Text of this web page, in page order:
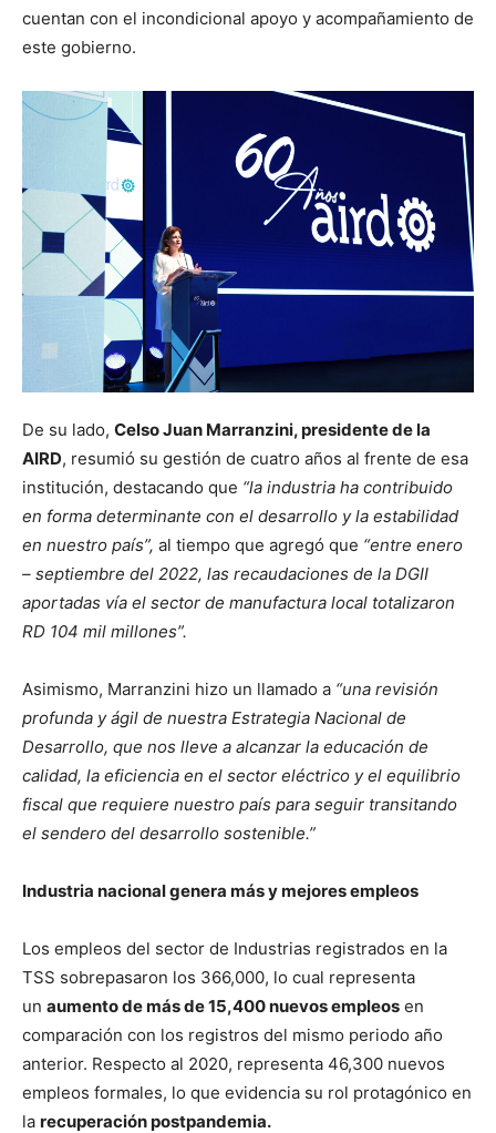
cuentan con el incondicional apoyo y acompañamiento de
este gobierno.
De su lado, Celso Juan Marranzini, presidente de la
AIRD, resumió su gestión de cuatro años al frente de esa
institución, destacando que “la industria ha contribuido
en forma determinante con el desarrollo y la estabilidad
en nuestro país”, al tiempo que agregó que “entre enero
– septiembre del 2022, las recaudaciones de la DGII
aportadas vía el sector de manufactura local totalizaron
RD 104 mil millones”.
Asimismo, Marranzini hizo un llamado a “una revisión
profunda y ágil de nuestra Estrategia Nacional de
Desarrollo, que nos lleve a alcanzar la educación de
calidad, la eficiencia en el sector eléctrico y el equilibrio
fiscal que requiere nuestro país para seguir transitando
el sendero del desarrollo sostenible.”
Industria nacional genera más y mejores empleos
Los empleos del sector de Industrias registrados en la
TSS sobrepasaron los 366,000, lo cual representa
un aumento de más de 15,400 nuevos empleos en
comparación con los registros del mismo periodo año
anterior. Respecto al 2020, representa 46,300 nuevos
empleos formales, lo que evidencia su rol protagónico en
la recuperación postpandemia.